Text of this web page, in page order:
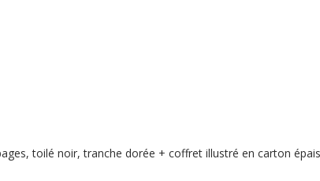
toilé noir, tranche dorée + coffret illustré en carton